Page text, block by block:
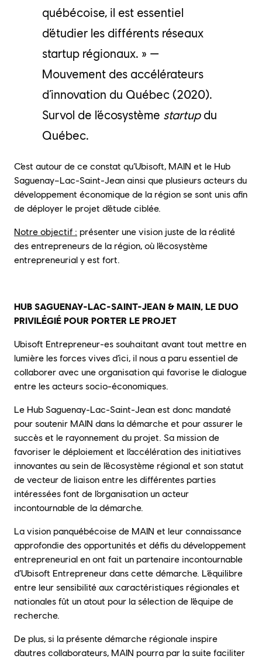
québécoise, il est essentiel
d’étudier les différents réseaux
startup régionaux. » —
Mouvement des accélérateurs
d’innovation du Québec (2020).
Survol de l’écosystème startupdu
Québec.
C’est autour de ce constat qu’Ubisoft, MAIN et le Hub
Saguenay–Lac-Saint-Jean ainsi que plusieurs acteurs du
développement économique de la région se sont unis afin
de déployer le projet d’étude ciblée.
Notre objectif : présenter une vision juste de la réalité
des entrepreneurs de la région, où l’écosystème
entrepreneurial y est fort.
HUB SAGUENAY-LAC-SAINT-JEAN & MAIN, LE DUO
PRIVILÉGIÉ POUR PORTER LE PROJET
Ubisoft Entrepreneur-es souhaitant avant tout mettre en
lumière les forces vives d’ici, il nous a paru essentiel de
collaborer avec une organisation qui favorise le dialogue
entre les acteurs socio-économiques.
Le Hub Saguenay-Lac-Saint-Jean est donc mandaté
pour soutenir MAIN dans la démarche et pour assurer le
succès et le rayonnement du projet. Sa mission de
favoriser le déploiement et l’accélération des initiatives
innovantes au sein de l’écosystème régional et son statut
de vecteur de liaison entre les différentes parties
intéressées font de l’organisation un acteur
incontournable de la démarche.
La vision panquébécoise de MAIN et leur connaissance
approfondie des opportunités et défis du développement
entrepreneurial en ont fait un partenaire incontournable
d’Ubisoft Entrepreneur dans cette démarche. L’équilibre
entre leur sensibilité aux caractéristiques régionales et
nationales fût un atout pour la sélection de l’équipe de
recherche.
De plus, si la présente démarche régionale inspire
d’autres collaborateurs, MAIN pourra par la suite faciliter